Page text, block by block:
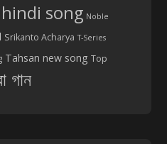
song Noble
Srikanto Acharya T-Series
Tahsan new song Top
গান